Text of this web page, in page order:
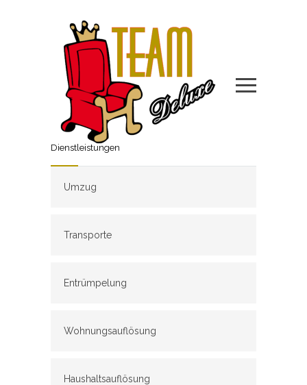
Dienstleistungen
Umzug
Transporte
Entrümpelung
Wohnungsauflösung
Haushaltsauflösung